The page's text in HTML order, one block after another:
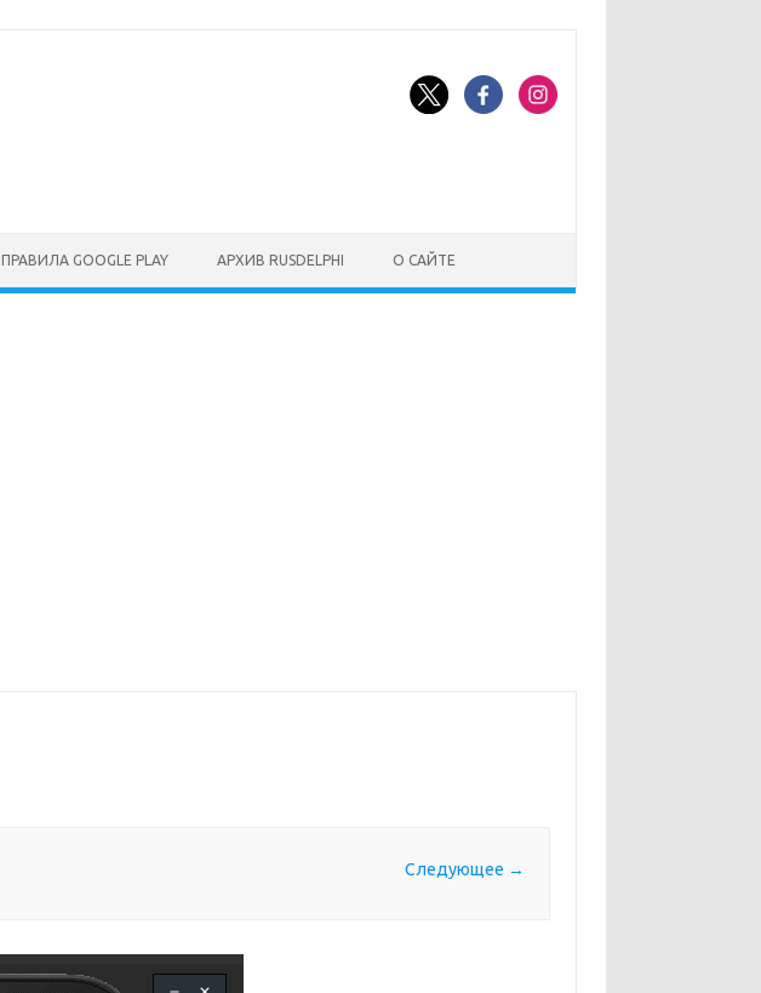
ПРАВИЛА GOOGLE PLAY АРХИВ RUSDELPHI О САЙТЕ
Следующее →